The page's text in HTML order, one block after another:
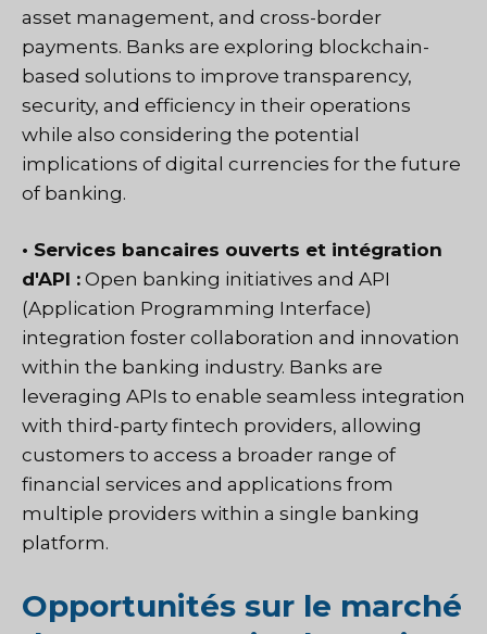
asset management, and cross-border
payments. Banks are exploring blockchain-
based solutions to improve transparency,
security, and efficiency in their operations
while also considering the potential
implications of digital currencies for the future
of banking.
• Services bancaires ouverts et intégration
d'API : Open banking initiatives and API
(Application Programming Interface)
integration foster collaboration and innovation
within the banking industry. Banks are
leveraging APIs to enable seamless integration
with third-party fintech providers, allowing
customers to access a broader range of
financial services and applications from
multiple providers within a single banking
platform.
Opportunités sur le marché